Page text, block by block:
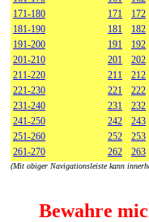
171-180
171 172
181-190
181 182
191-200
191 192
201-210
201 202
211-220
211 212
221-230
221 222
231-240
231 232
241-250
242 243
251-260
252 253
261-270
262 263
(Mit obiger Navigationsleiste kann
Bewahre